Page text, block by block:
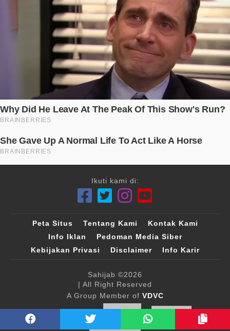
Ikuti kami di:
Peta Situs Tentang Kami
Kontak Kami
Info Iklan
Pedoman Media Siber
Kebijakan Privasi
Disclaimer Info Karir
Sahijab ©2026
| All Right Reserved
A Group Member of VDVC